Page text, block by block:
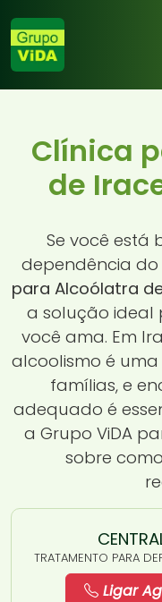
Clínica
de
Se você está
dependência
para Alcoólatra
a solução ideal
você ama. Em
alcoolismo é
famílias, e
adequado é
a Grupo ViDA
sobre
TRATAMENTO PARA
Ligar